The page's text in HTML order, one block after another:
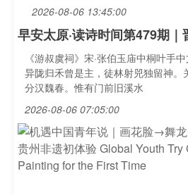
2026-08-06 13:45:00
早安太原·读诗时间第479期
《游叔虞祠》宋·张伯玉庙中桐叶手
异陇归禾曾是主，徒林射兕独留神。
分汉魏春。惟有门前旧溪水
2026-08-06 07:05:00